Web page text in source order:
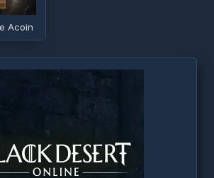
Acoin